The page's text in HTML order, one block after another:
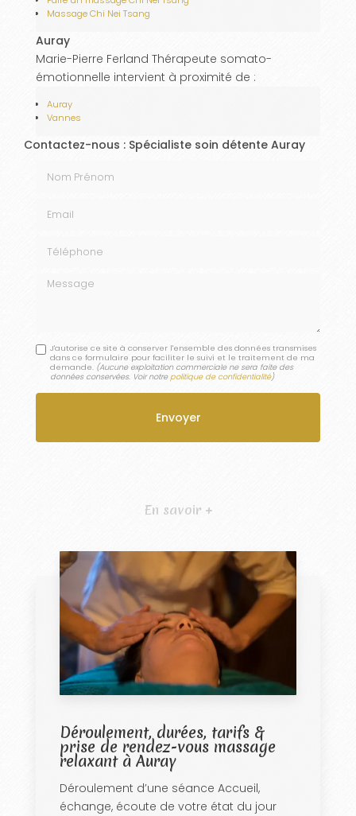
Massage Chi Nei Tsang
Auray
Marie-Pierre Ferland Thérapeute somato-
émotionnelle intervient à proximité de :
Auray
Vannes
Contactez-nous : Spécialiste soin détente Auray
Nom Prénom
Téléphone
Message
J'autorise ce site à conserver l'ensemble des données transmises
dans ce formulaire pour faciliter le suivi et le traitement de ma
demande. (Aucune exploitation commerciale ne sera faite des
données conservées. Voir notrepolitique de confidentialité)
En savoir +
Déroulement, durées, tarifs &
prise de rendez-vous massage
relaxant à Auray
Déroulement d’une séance Accueil,
échange, écoute de votre état du jour